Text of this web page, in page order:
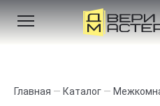
Главная — Каталог —